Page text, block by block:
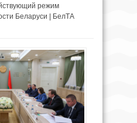
режим
Беларуси | БелТА